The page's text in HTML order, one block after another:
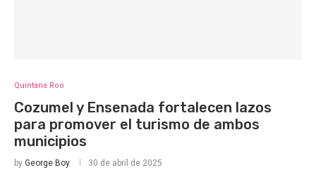
Quintana Roo
Cozumel y Ensenada fortalecen lazos
para promover el turismo de ambos
municipios
by George Boy 30 de abril de 2025